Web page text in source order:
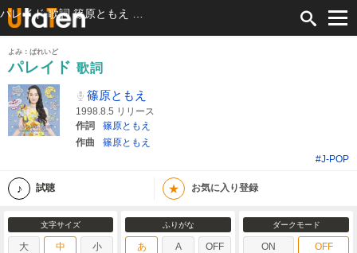
よみ：ぱれいど
パレイド 歌詞
篠原ともえ
1998.8.5 リリース
作詞
篠原ともえ
作曲
篠原ともえ
#J-POP
試聴 ★ お気に入り登録
文字サイズ
大 中 小
ふりがな
あ A OFF
ダークモード
ON OFF